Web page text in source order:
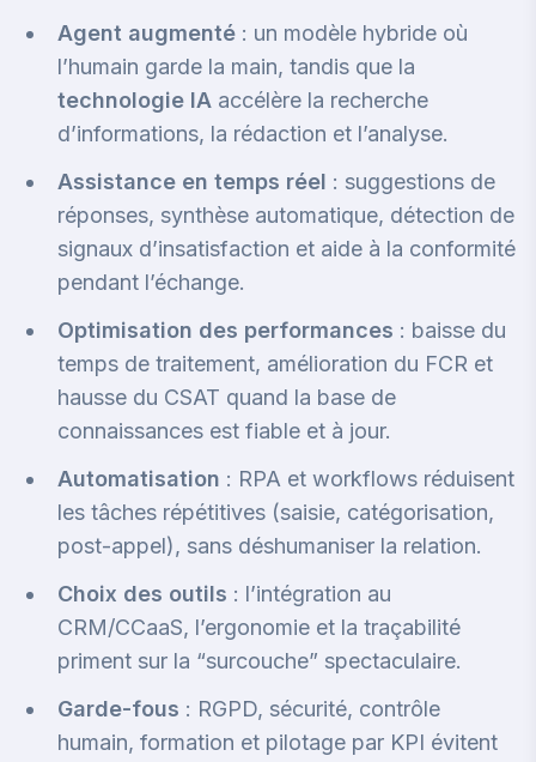
Agent augmenté : un modèle hybride où
l’humain garde la main, tandis que la
technologie IA accélère la recherche
d’informations, la rédaction et l’analyse.
Assistance en temps réel : suggestions de
réponses, synthèse automatique, détection de
signaux d’insatisfaction et aide à la conformité
pendant l’échange.
Optimisation des performances : baisse du
temps de traitement, amélioration du FCR et
hausse du CSAT quand la base de
connaissances est fiable et à jour.
Automatisation : RPA et workflows réduisent
les tâches répétitives (saisie, catégorisation,
post-appel), sans déshumaniser la relation.
Choix des outils : l’intégration au
CRM/CCaaS, l’ergonomie et la traçabilité
priment sur la “surcouche” spectaculaire.
Garde-fous : RGPD, sécurité, contrôle
humain, formation et pilotage par KPI évitent